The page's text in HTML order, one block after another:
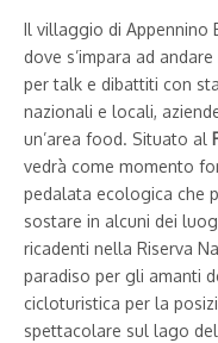
Il villaggio di Appennino
dove s’impara ad
per talk e dibattiti con
nazionali e locali,
un’area food. Situato al
vedrà come momento
pedalata ecologica che
sostare in alcuni dei
ricadenti nella Riserva
paradiso per gli amanti
cicloturistica per la
spettacolare sul lago